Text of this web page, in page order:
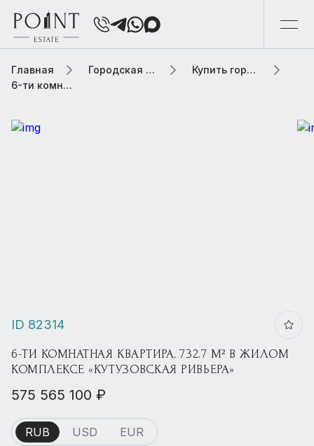
Главная Городская элитная недвижимость
Купить городскую недвижимость
6-ти комнатная квартира, 732.7 м² В жилом комплексе «Кутузовская Ривьера»
ID 82314
6-ТИ КОМНАТНАЯ КВАРТИРА, 732.7 М² В ЖИЛОМ
КОМПЛЕКСЕ «КУТУЗОВСКАЯ РИВЬЕРА»
575 565 100 ₽
RUB USD EUR